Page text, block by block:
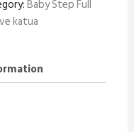
Baby Step Full
katua